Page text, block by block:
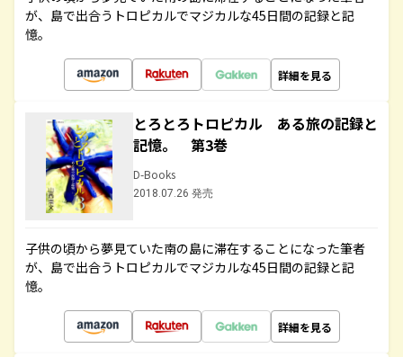
が、島で出合うトロピカルでマジカルな45日間の記録と記
憶。
詳細を見る
とろとろトロピカル ある旅の記録と
記憶。 第3巻
D-Books
2018.07.26 発売
子供の頃から夢見ていた南の島に滞在することになった筆者
が、島で出合うトロピカルでマジカルな45日間の記録と記
憶。
詳細を見る